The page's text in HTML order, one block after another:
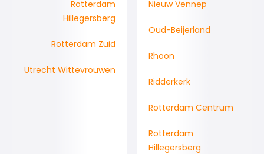
Rotterdam
Hillegersberg
Rotterdam Zuid
Utrecht Wittevrouwen
Nieuw Vennep
Oud-Beijerland
Rhoon
Ridderkerk
Rotterdam Centrum
Rotterdam
Hillegersberg